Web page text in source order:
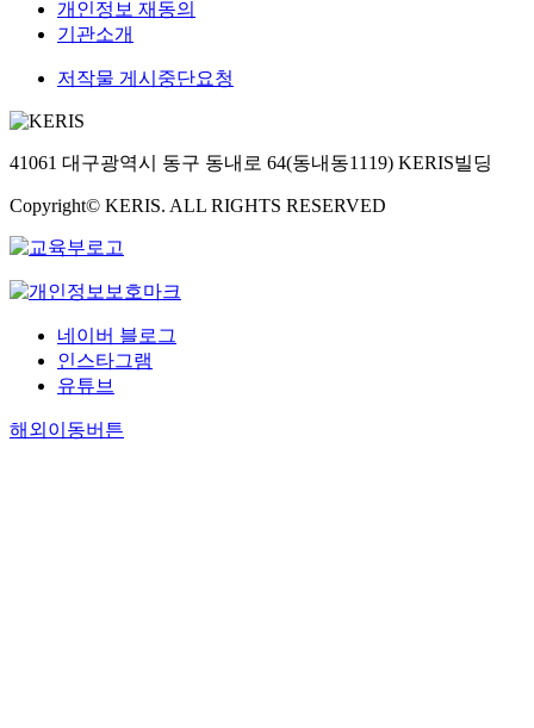
개인정보 재동의
기관소개
저작물 게시중단요청
41061 대구광역시 동구 동내로 64(동내동1119) KERIS빌딩
Copyright© KERIS. ALL RIGHTS RESERVED
네이버 블로그
인스타그램
유튜브
해외이동버튼